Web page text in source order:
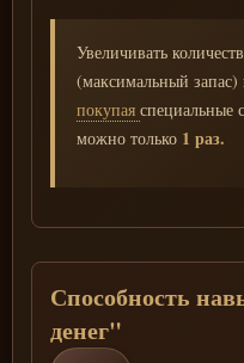
Увеличивать
(максимальный
покупая специальные
можно только 1 раз.
Способность
денег"